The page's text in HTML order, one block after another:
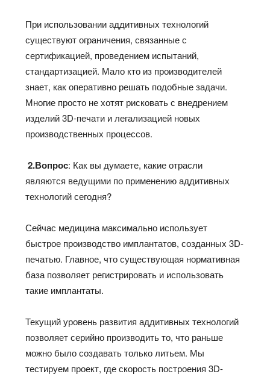
При использовании аддитивных технологий
существуют ограничения, связанные с
сертификацией, проведением испытаний,
стандартизацией. Мало кто из производителей
знает, как оперативно решать подобные задачи.
Многие просто не хотят рисковать с внедрением
изделий 3D-печати и легализацией новых
производственных процессов.
2.Вопрос: Как вы думаете, какие отрасли
являются ведущими по применению аддитивных
технологий сегодня?
Сейчас медицина максимально использует
быстрое производство имплантатов, созданных 3D-
печатью. Главное, что существующая нормативная
база позволяет регистрировать и использовать
такие имплантаты.
Текущий уровень развития аддитивных технологий
позволяет серийно производить то, что раньше
можно было создавать только литьем. Мы
тестируем проект, где скорость построения 3D-